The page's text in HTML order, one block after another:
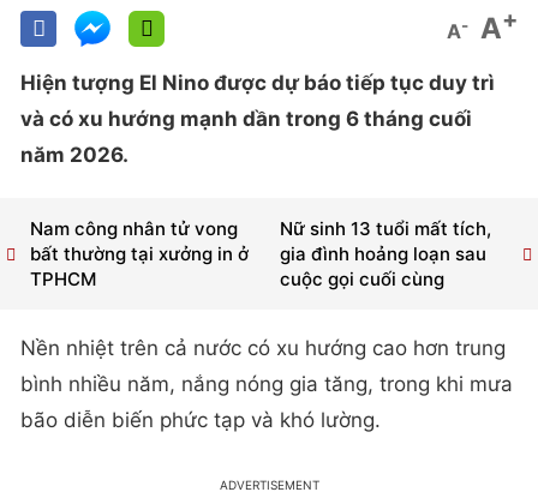
A- A+
Hiện tượng El Nino được dự báo tiếp tục duy trì
và có xu hướng mạnh dần trong 6 tháng cuối
năm 2026.
Nữ sinh 13 tuổi mất tích,
gia đình hoảng loạn sau
cuộc gọi cuối cùng
Nam công nhân tử vong
bất thường tại xưởng in ở
TPHCM
Nền nhiệt trên cả nước có xu hướng cao hơn trung
bình nhiều năm, nắng nóng gia tăng, trong khi mưa
bão diễn biến phức tạp và khó lường.